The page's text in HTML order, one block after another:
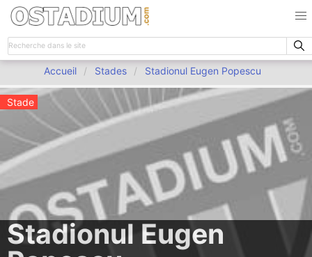
Accueil Stades Stadionul Eugen Popescu
Stade
Stadionul Eugen